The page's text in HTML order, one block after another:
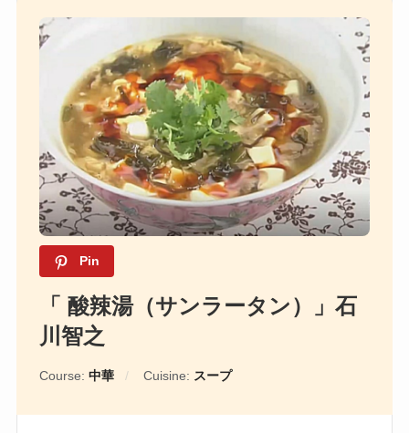
Pin
「 酸辣湯（サンラータン）」石
川智之
Course: 中華 Cuisine: スープ